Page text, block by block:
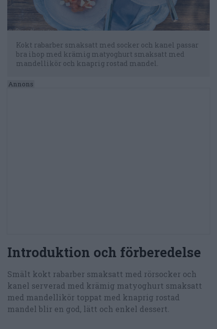
Kokt rabarber smaksatt med socker och kanel passar
bra ihop med krämig matyoghurt smaksatt med
mandellikör och knaprig rostad mandel.
Introduktion och förberedelse
Smält kokt rabarber smaksatt med rörsocker och
kanel serverad med krämig matyoghurt smaksatt
med mandellikör toppat med knaprig rostad
mandel blir en god, lätt och enkel dessert.